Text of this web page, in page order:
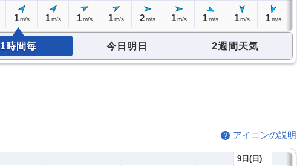
1 m/s 1 m/s 1 m/s 1 m/s 2 m/s 1 m/s 1 m/s 1 m/s 1 m/s
1時間毎 今日明日 2週間天気
アイコンの説明
9日(日)